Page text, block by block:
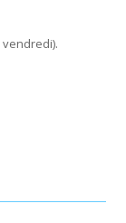
vendredi).